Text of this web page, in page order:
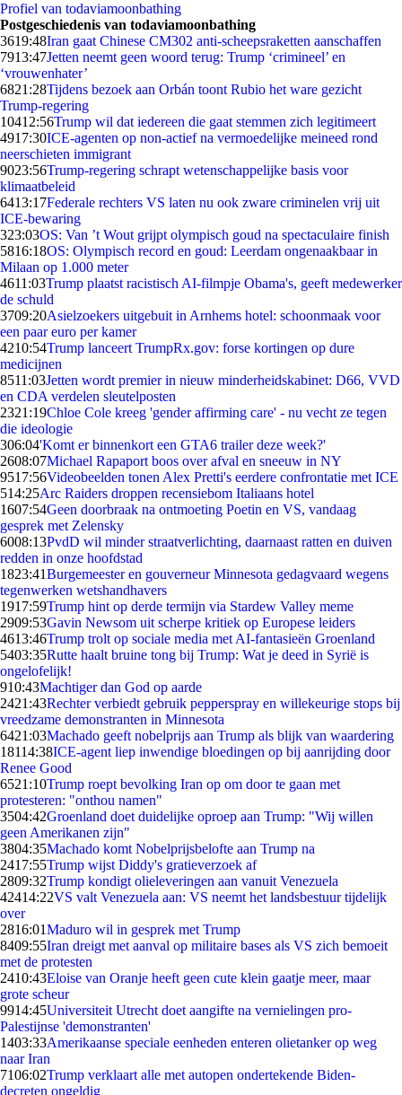
Profiel van todaviamoonbathing
Postgeschiedenis van todaviamoonbathing
3619:48Iran gaat ​​Chinese CM302 anti-scheepsraketten aanschaffen
7913:47Jetten neemt geen woord terug: Trump ‘crimineel’ en
‘vrouwenhater’
6821:28Tijdens bezoek aan Orbán toont Rubio het ware gezicht
Trump-regering
10412:56Trump wil dat iedereen die gaat stemmen zich legitimeert
4917:30ICE-agenten op non-actief na vermoedelijke meineed rond
neerschieten immigrant
9023:56Trump-regering schrapt wetenschappelijke basis voor
klimaatbeleid
6413:17Federale rechters VS laten nu ook zware criminelen vrij uit
ICE-bewaring
323:03OS: Van ’t Wout grijpt olympisch goud na spectaculaire finish
5816:18OS: Olympisch record en goud: Leerdam ongenaakbaar in
Milaan op 1.000 meter
4611:03Trump plaatst racistisch AI-filmpje Obama's, geeft medewerker
de schuld
3709:20Asielzoekers uitgebuit in Arnhems hotel: schoonmaak voor
een paar euro per kamer
4210:54Trump lanceert TrumpRx.gov: forse kortingen op dure
medicijnen
8511:03Jetten wordt premier in nieuw minderheidskabinet: D66, VVD
en CDA verdelen sleutelposten
2321:19Chloe Cole kreeg 'gender affirming care' - nu vecht ze tegen
die ideologie
306:04'Komt er binnenkort een GTA6 trailer deze week?'
2608:07Michael Rapaport boos over afval en sneeuw in NY
9517:56Videobeelden tonen Alex Pretti's eerdere confrontatie met ICE
514:25Arc Raiders droppen recensiebom Italiaans hotel
1607:54Geen doorbraak na ontmoeting Poetin en VS, vandaag
gesprek met Zelensky
6008:13PvdD wil minder straatverlichting, daarnaast ratten en duiven
redden in onze hoofdstad
1823:41Burgemeester en gouverneur Minnesota gedagvaard wegens
tegenwerken wetshandhavers
1917:59Trump hint op derde termijn via Stardew Valley meme
2909:53Gavin Newsom uit scherpe kritiek op Europese leiders
4613:46Trump trolt op sociale media met AI-fantasieën Groenland
5403:35Rutte haalt bruine tong bij Trump: Wat je deed in Syrië is
ongelofelijk!
910:43Machtiger dan God op aarde
2421:43Rechter verbiedt gebruik pepperspray en willekeurige stops bij
vreedzame demonstranten in Minnesota
6421:03Machado geeft nobelprijs aan Trump als blijk van waardering
18114:38ICE-agent liep inwendige bloedingen op bij aanrijding door
Renee Good
6521:10Trump roept bevolking Iran op om door te gaan met
protesteren: "onthou namen"
3504:42Groenland doet duidelijke oproep aan Trump: "Wij willen
geen Amerikanen zijn"
3804:35Machado komt Nobelprijsbelofte aan Trump na
2417:55Trump wijst Diddy's gratieverzoek af
2809:32Trump kondigt olieleveringen aan vanuit Venezuela
42414:22VS valt Venezuela aan: VS neemt het landsbestuur tijdelijk
over
2816:01Maduro wil in gesprek met Trump
8409:55Iran dreigt met aanval op militaire bases als VS zich bemoeit
met de protesten
2410:43Eloise van Oranje heeft geen cute klein gaatje meer, maar
grote scheur
9914:45Universiteit Utrecht doet aangifte na vernielingen pro-
Palestijnse 'demonstranten'
1403:33Amerikaanse speciale eenheden enteren olietanker op weg
naar Iran
7106:02Trump verklaart alle met autopen ondertekende Biden-
decreten ongeldig